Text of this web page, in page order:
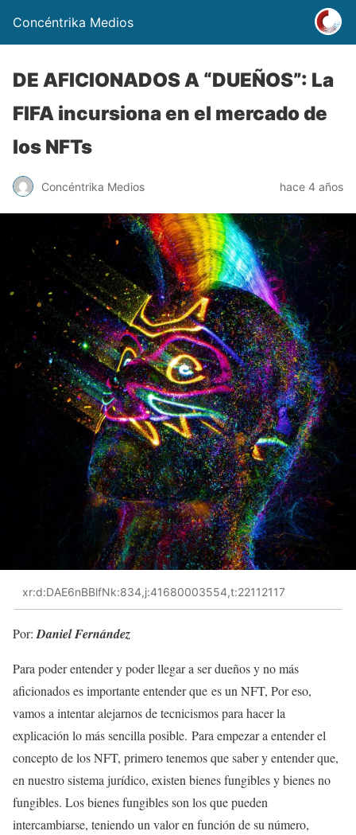
Concéntrika Medios
DE AFICIONADOS A “DUEÑOS”: La
FIFA incursiona en el mercado de
los NFTs
Concéntrika Medios hace 4 años
xr:d:DAE6nBBlfNk:834,j:41680003554,t:22112117
Por: Daniel Fernández
Para poder entender y poder llegar a ser dueños y no más
aficionados es importante entender que es un NFT, Por eso,
vamos a intentar alejarnos de tecnicismos para hacer la
explicación lo más sencilla posible. Para empezar a entender el
concepto de los NFT, primero tenemos que saber y entender que,
en nuestro sistema jurídico, existen bienes fungibles y bienes no
fungibles. Los bienes fungibles son los que pueden
intercambiarse, teniendo un valor en función de su número,